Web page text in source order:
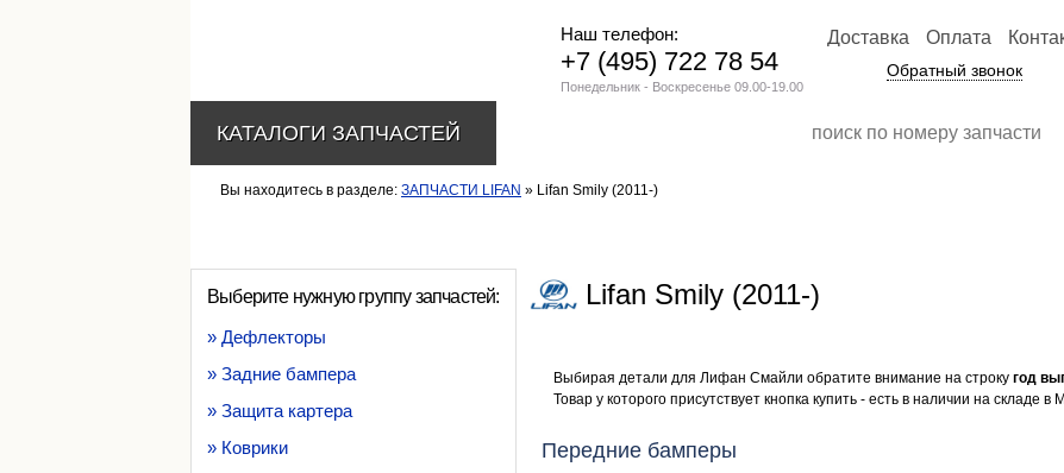
Вы находитесь в разделе: ЗАПЧАСТИ LIFAN » Lifan Smily (2011-)
Lifan Smily (2011-)
Выбирая детали для Лифан Смайли обратите внимание на строку год
Товар у которого присутствует кнопка купить - есть в наличии на складе в
Передние бамперы
Выберите нужную группу запчастей:
» Дефлекторы
» Задние бампера
» Защита картера
» Коврики
Наш телефон:
+7 (495) 722 78 54
Понедельник - Воскресенье 09.00-19.00
Доставка Оплата
Обратный звонок
КАТАЛОГИ ЗАПЧАСТЕЙ